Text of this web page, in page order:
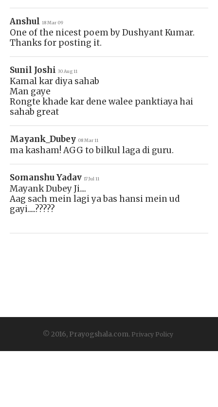
Anshul 18 Mar 09
One of the nicest poem by Dushyant Kumar.
Thanks for posting it.
Sunil Joshi 30 Aug 11
Kamal kar diya sahab
Man gaye
Rongte khade kar dene walee panktiaya hai
sahab great
Mayank_Dubey 08 Mar 11
ma kasham! AGG to bilkul laga di guru.
Somanshu Yadav 17 Jul 11
Mayank Dubey Ji....
Aag sach mein lagi ya bas hansi mein ud
gayi.....?????
© 2016, Prayogshala.com. Privacy Policy